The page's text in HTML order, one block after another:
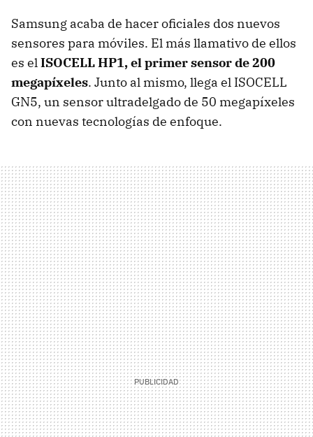
Samsung acaba de hacer oficiales dos nuevos
sensores para móviles. El más llamativo de ellos
es elISOCELL HP1, el primer sensor de 200
megapíxeles. Junto al mismo, llega el ISOCELL
GN5, un sensor ultradelgado de 50 megapíxeles
con nuevas tecnologías de enfoque.